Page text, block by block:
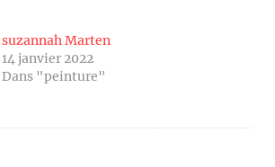
suzannah Marten
14 janvier 2022
Dans "peinture"